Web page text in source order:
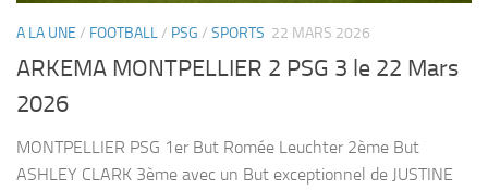
A LA UNE / FOOTBALL/ PSG / SPORTS 22 MARS 2026
ARKEMA MONTPELLIER 2 PSG 3 le 22 Mars
2026
MONTPELLIER PSG 1er But Romée Leuchter 2ème But
ASHLEY CLARK 3ème avec un But exceptionnel de JUSTINE